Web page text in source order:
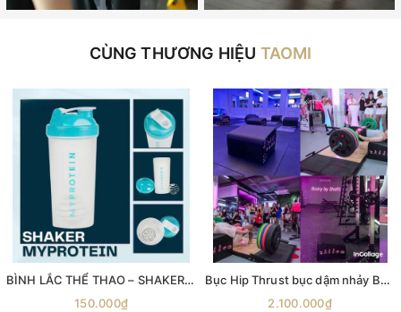
CÙNG THƯƠNG HIỆU TAOMI
BÌNH LẮC THỂ THAO – SHAKER MYPROTEIN 600ML
150.000₫
Bục Hip Thrust bục dậm nhảy Bục nhảy Aerobic Bục gỗ bật nhảy Ironwod Wooden Plyometric Box
2.100.000₫